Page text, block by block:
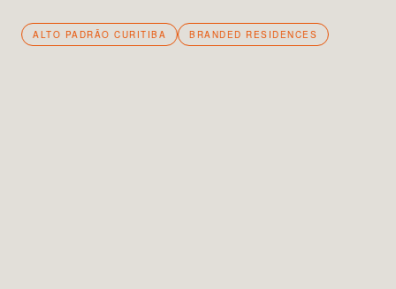
ALTO PADRÃO CURITIBA BRANDED RESIDENCES